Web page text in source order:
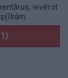
ievērot